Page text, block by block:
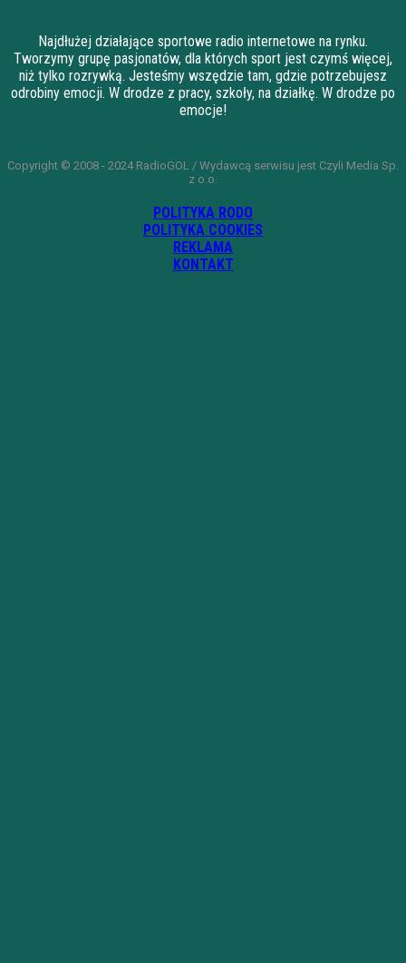
Najdłużej działające sportowe radio internetowe na rynku.
Tworzymy grupę pasjonatów, dla których sport jest czymś więcej,
niż tylko rozrywką. Jesteśmy wszędzie tam, gdzie potrzebujesz
odrobiny emocji. W drodze z pracy, szkoły, na działkę. W drodze po
emocje!
Copyright © 2008 - 2024 RadioGOL / Wydawcą serwisu jest Czyli Media Sp.
z o.o.
POLITYKA RODO
POLITYKA COOKIES
REKLAMA
KONTAKT